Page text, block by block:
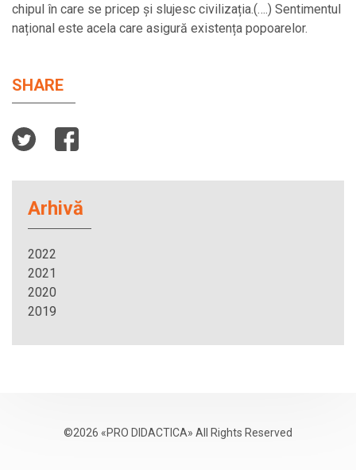
chipul în care se pricep și slujesc civilizația.(….) Sentimentul
național este acela care asigură existența popoarelor.
SHARE
Arhivă
2022
2021
2020
2019
©2026 «PRO DIDACTICA» All Rights Reserved